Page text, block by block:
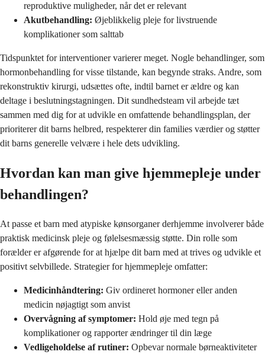
reproduktive muligheder, når det er relevant
Akutbehandling: Øjeblikkelig pleje for livstruende
komplikationer som salttab
Tidspunktet for interventioner varierer meget. Nogle behandlinger, som
hormonbehandling for visse tilstande, kan begynde straks. Andre, som
rekonstruktiv kirurgi, udsættes ofte, indtil barnet er ældre og kan
deltage i beslutningstagningen. Dit sundhedsteam vil arbejde tæt
sammen med dig for at udvikle en omfattende behandlingsplan, der
prioriterer dit barns helbred, respekterer din families værdier og støtter
dit barns generelle velvære i hele dets udvikling.
Hvordan kan man give hjemmepleje under
behandlingen?
At passe et barn med atypiske kønsorganer derhjemme involverer både
praktisk medicinsk pleje og følelsesmæssig støtte. Din rolle som
forælder er afgørende for at hjælpe dit barn med at trives og udvikle et
positivt selvbillede. Strategier for hjemmepleje omfatter:
Medicinhåndtering: Giv ordineret hormoner eller anden
medicin nøjagtigt som anvist
Overvågning af symptomer: Hold øje med tegn på
komplikationer og rapporter ændringer til din læge
Vedligeholdelse af rutiner: Opbevar normale børneaktiviteter